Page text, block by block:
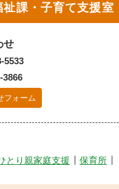
祉課・子育て支援室
せ
5533
3866
フォーム
とり親家庭支援 保育所